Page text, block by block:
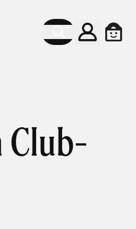
Account
Cart
Club-